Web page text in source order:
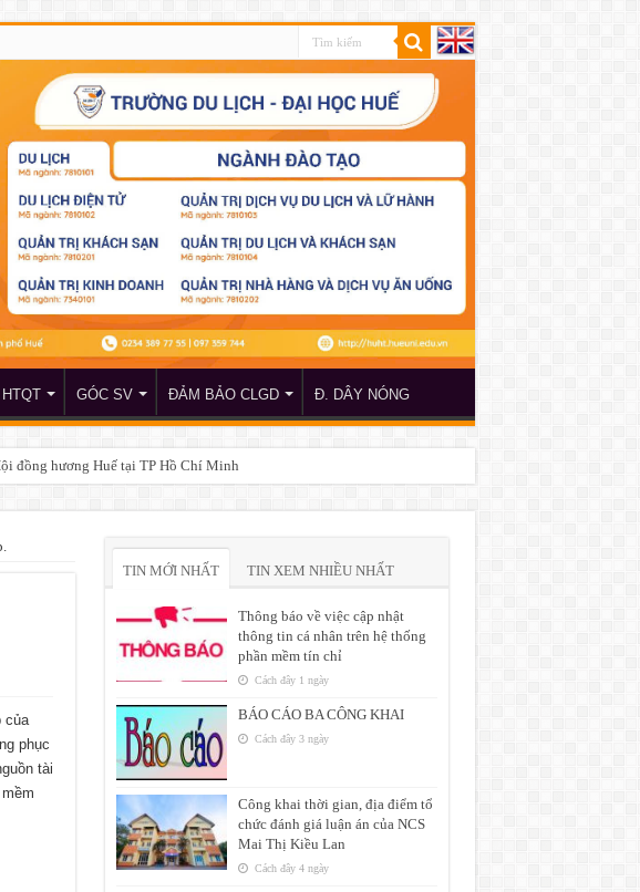
GÓC SV ĐẢM BẢO CLGD Đ. DÂY NÓNG
258
của
phục
tài
TIN MỚI NHẤT TIN XEM NHIỀU NHẤT
Thông báo về việc cập nhật
thông tin cá nhân trên hệ thống
phần mềm tín chỉ
Cách đây 1 ngày
BÁO CÁO BA CÔNG KHAI
Cách đây 3 ngày
Công khai thời gian, địa điểm tổ
chức đánh giá luận án của NCS
Mai Thị Kiều Lan
Cách đây 4 ngày